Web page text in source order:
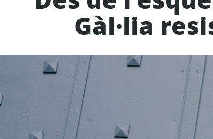
Gàl·lia